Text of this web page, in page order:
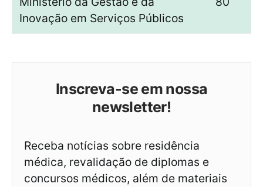
Inovação em Serviços Públicos
Inscreva-se em nossa
newsletter!
Receba notícias sobre residência
médica, revalidação de diplomas e
concursos médicos, além de materiais